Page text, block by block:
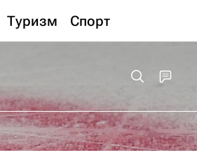
Туризм Спорт